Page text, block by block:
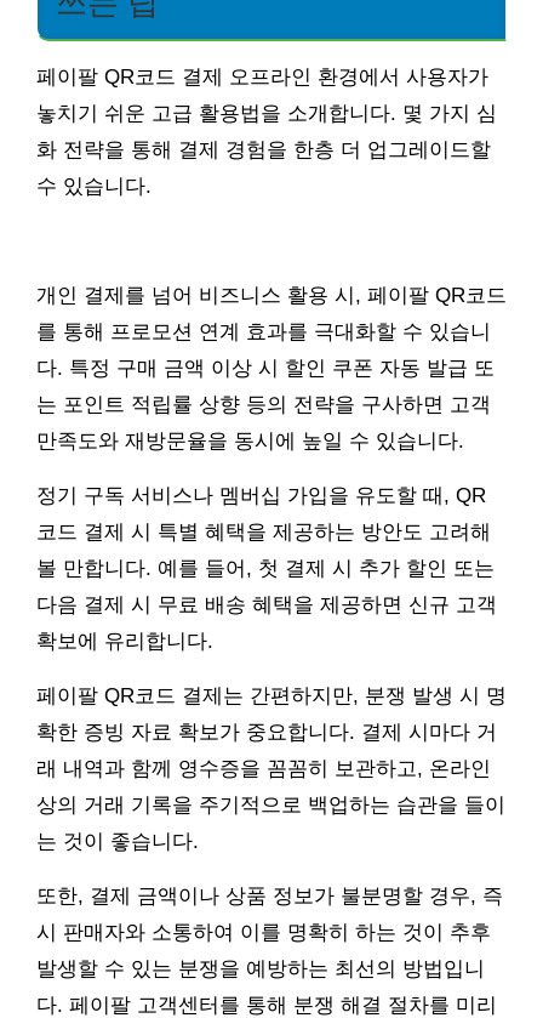
페이팔 QR코드 결제 오프라인 환경에서 사용자가
놓치기 쉬운 고급 활용법을 소개합니다. 몇 가지 심
화 전략을 통해 결제 경험을 한층 더 업그레이드할
수 있습니다.
개인 결제를 넘어 비즈니스 활용 시, 페이팔 QR코드
를 통해 프로모션 연계 효과를 극대화할 수 있습니
다. 특정 구매 금액 이상 시 할인 쿠폰 자동 발급 또
는 포인트 적립률 상향 등의 전략을 구사하면 고객
만족도와 재방문율을 동시에 높일 수 있습니다.
정기 구독 서비스나 멤버십 가입을 유도할 때, QR
코드 결제 시 특별 혜택을 제공하는 방안도 고려해
볼 만합니다. 예를 들어, 첫 결제 시 추가 할인 또는
다음 결제 시 무료 배송 혜택을 제공하면 신규 고객
확보에 유리합니다.
페이팔 QR코드 결제는 간편하지만, 분쟁 발생 시 명
확한 증빙 자료 확보가 중요합니다. 결제 시마다 거
래 내역과 함께 영수증을 꼼꼼히 보관하고, 온라인
상의 거래 기록을 주기적으로 백업하는 습관을 들이
는 것이 좋습니다.
또한, 결제 금액이나 상품 정보가 불분명할 경우, 즉
시 판매자와 소통하여 이를 명확히 하는 것이 추후
발생할 수 있는 분쟁을 예방하는 최선의 방법입니
다. 페이팔 고객센터를 통해 분쟁 해결 절차를 미리